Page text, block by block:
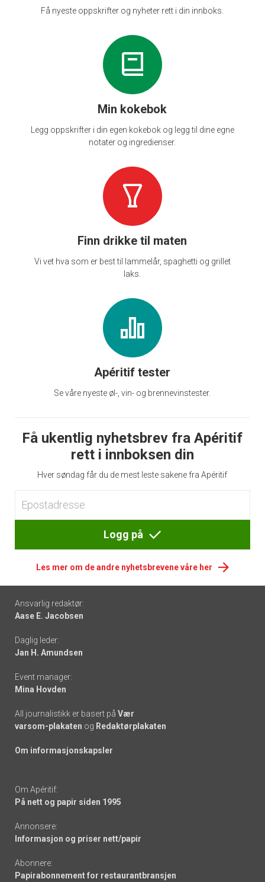
Få nyeste oppskrifter og nyheter rett i din innboks.
Min kokebok
Legg oppskrifter i din egen kokebok og legg til dine egne
notater og ingredienser.
Finn drikke til maten
Vi vet hva som er best til lammelår, spaghetti og grillet
laks.
Apéritif tester
Se våre nyeste øl-, vin- og brennevinstester.
Få ukentlig nyhetsbrev fra Apéritif
rett i innboksen din
Hver søndag får du de mest leste sakene fra Apéritif
Logg på
Les mer om de andre nyhetsbrevene våre her
Footer
-
links
Ansvarlig redaktør:
Aase E. Jacobsen
Daglig leder:
Jan H. Amundsen
Event manager:
Mina Hovden
All journalistikk er basert på Vær
varsom-plakaten og Redaktørplakaten
Om informasjonskapsler
Om Apéritif:
På nett og papir siden 1995
Annonsere:
Informasjon og priser nett/papir
Abonnere:
Papirabonnement for restaurantbransjen